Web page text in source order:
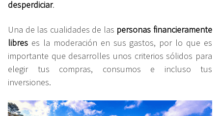
desperdiciar.
Una de las cualidades de las personas financieramente
libres es la moderación en sus gastos, por lo que es
importante que desarrolles unos criterios sólidos para
elegir tus compras, consumos e incluso tus
inversiones.